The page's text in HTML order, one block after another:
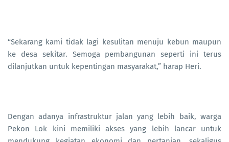
“Sekarang kami tidak lagi kesulitan menuju kebun maupun
ke desa sekitar. Semoga pembangunan seperti ini terus
dilanjutkan untuk kepentingan masyarakat,” harap Heri.
Dengan adanya infrastruktur jalan yang lebih baik, warga
Pekon Lok kini memiliki akses yang lebih lancar untuk